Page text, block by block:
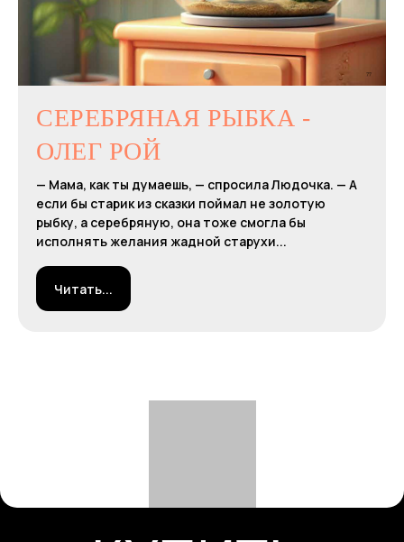
СЕРЕБРЯНАЯ РЫБКА -
ОЛЕГ РОЙ
— Мама, как ты думаешь, — спросила Людочка. — А
если бы старик из сказки поймал не золотую
рыбку, а серебряную, она тоже смогла бы
исполнять желания жадной старухи...
Читать...